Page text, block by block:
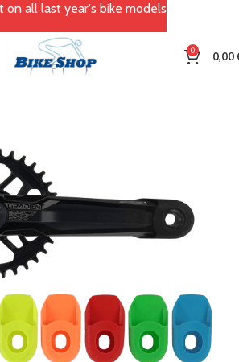
0 0,00
on all last year's bike models